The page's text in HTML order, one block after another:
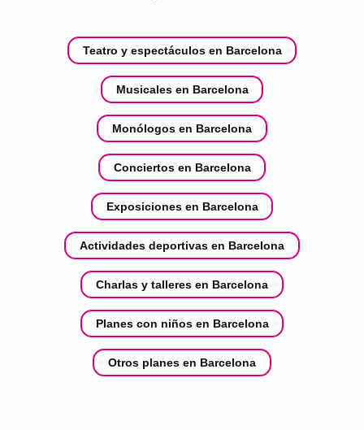
Teatro y espectáculos en Barcelona
Musicales en Barcelona
Monólogos en Barcelona
Conciertos en Barcelona
Exposiciones en Barcelona
Actividades deportivas en Barcelona
Charlas y talleres en Barcelona
Planes con niños en Barcelona
Otros planes en Barcelona